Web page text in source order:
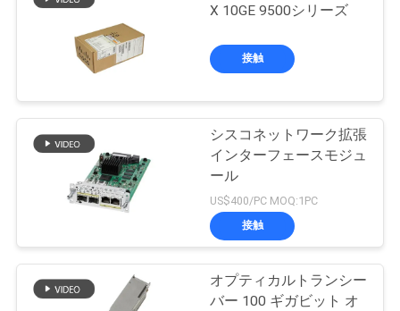
X 10GE 9500シリーズ
接触
シスコネットワーク拡張
インターフェースモジュ
ール
US$400/PC MOQ:1PC
接触
オプティカルトランシー
バー 100 ギガビット オ